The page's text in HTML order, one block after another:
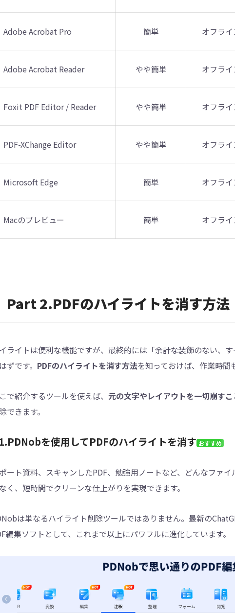
Adobe Acrobat Pro 簡単 オフライ
Adobe Acrobat Reader やや簡単 オフライ
Foxit PDF Editor / Reader やや簡単 オフライ
PDF-XChange Editor やや簡単 オフライ
Microsoft Edge 簡単 オフライ
Macのプレビュー 簡単 オフライ
Part 2.PDFのハイライトを消す方法
ライトは便利な機能ですが、最終的には「余計な装飾のない、
ずです。 PDFのハイライトを消す方法を知っておけば、作業時間
で紹介するツールを使えば、 元の文字やレイアウトを一切崩すこ
できます。
を使用してPDFのハイライトを消す おすすめ
ート資料、スキャンしたPDF、勉強用ノートなど、どんなファイ
く、短時間でクリーンな仕上がりを実現できます。
は単なるハイライト削除ツールではありません。最新の
編集ソフトとして、これまで以上にパワフルに進化しています。